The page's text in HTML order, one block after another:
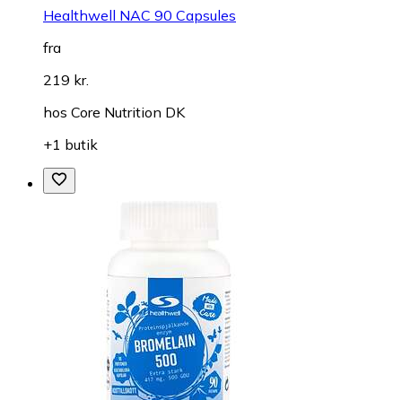
Healthwell NAC 90 Capsules
fra
219 kr.
hos Core Nutrition DK
+1 butik